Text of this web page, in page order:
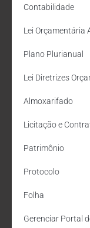
Contabilidade
Lei Orçamentária
Plano Plurianual
Lei Diretrizes
Almoxarifado
Licitação e
Patrimônio
Protocolo
Folha
Gerenciar Portal